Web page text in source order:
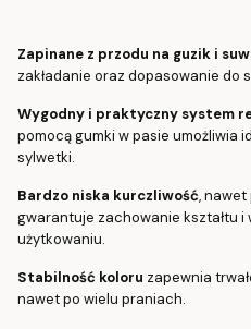
Zapinane z przodu na guzik i
zakładanie oraz dopasowanie do
Wygodny i praktyczny system
pomocą gumki w pasie umożliwia
sylwetki.
Bardzo niska kurczliwość, nawet
gwarantuje zachowanie kształtu i
użytkowaniu.
Stabilność koloru zapewnia
nawet po wielu praniach.